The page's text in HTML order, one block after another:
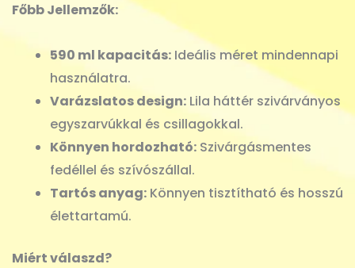
Főbb Jellemzők:
590 ml kapacitás: Ideális méret mindennapi
használatra.
Varázslatos design: Lila háttér szivárványos
egyszarvúkkal és csillagokkal.
Könnyen hordozható: Szivárgásmentes
fedéllel és szívószállal.
Tartós anyag: Könnyen tisztítható és hosszú
élettartamú.
Miért válaszd?